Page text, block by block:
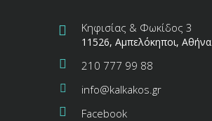
Κηφισίας & Φωκίδος 3
11526, Αμπελόκηποι, Αθήνα
210 777 99 88
info@kalkakos.gr
Facebook